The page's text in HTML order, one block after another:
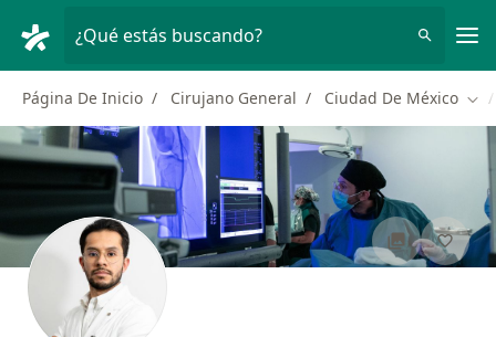
¿Qué estás buscando?
Página De Inicio Cirujano General Ciudad De México